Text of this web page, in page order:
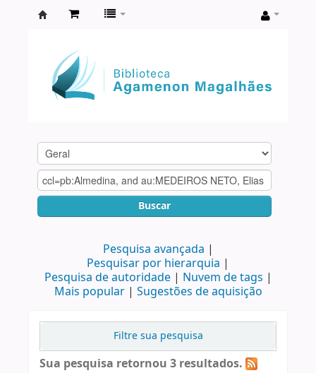
Agamenon
Magalhães
Buscar
Pesquisa avançada
Pesquisar por hierarquia
Pesquisa de autoridade
Nuvem de tags
Mais popular
Sugestões de aquisição
Filtre sua pesquisa
Sua pesquisa retornou 3 resultados.